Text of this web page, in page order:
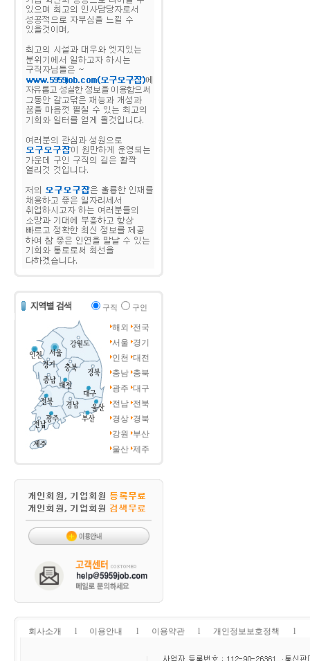
구직 구인
해외
전국
서울 경기
인천 대전
충남 충북
광주 대구
전남 전북
경상 경북
강원
부산
울산 제주
회사소개 l 이용안내 l 이용약관 l 개인정보보호정책 l